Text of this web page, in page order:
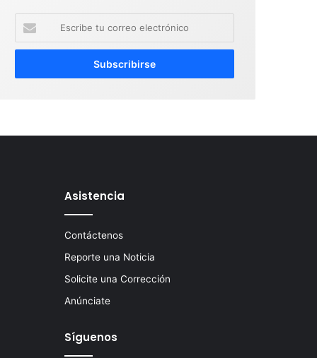
c
i
u
Asistencia
Contáctenos
Reporte una Noticia
Solicite una Corrección
Anúnciate
Síguenos